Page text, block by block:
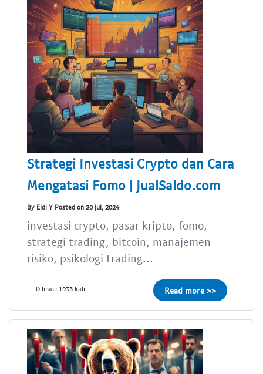
Strategi Investasi Crypto dan Cara
Mengatasi Fomo | JualSaldo.com
By Eldi Y Posted on 20 Jul, 2024
investasi crypto, pasar kripto, fomo,
strategi trading, bitcoin, manajemen
risiko, psikologi trading...
Dilihat: 1933 kali Read more >>